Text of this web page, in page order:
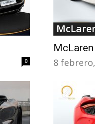
0
8